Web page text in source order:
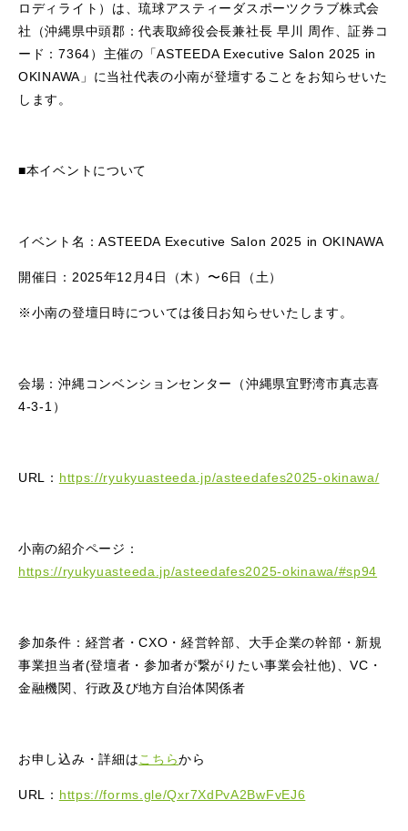
ロディライト）は、琉球アスティーダスポーツクラブ株式会
社（沖縄県中頭郡：代表取締役会長兼社長 早川 周作、証券コ
ード：7364）主催の「ASTEEDA Executive Salon 2025 in
OKINAWA」に当社代表の小南が登壇することをお知らせいた
します。
■本イベントについて
イベント名：ASTEEDA Executive Salon 2025 in OKINAWA
開催日：2025年12月4日（木）〜6日（土）
※小南の登壇日時については後日お知らせいたします。
会場：沖縄コンベンションセンター（沖縄県宜野湾市真志喜
4-3-1）
URL： https://ryukyuasteeda.jp/asteedafes2025-okinawa/
小南の紹介ページ：
https://ryukyuasteeda.jp/asteedafes2025-okinawa/#sp94
参加条件：経営者・CXO・経営幹部、大手企業の幹部・新規
事業担当者(登壇者・参加者が繋がりたい事業会社他)、VC・
金融機関、行政及び地方自治体関係者
お申し込み・詳細はこちらから
URL： https://forms.gle/Qxr7XdPvA2BwFvEJ6